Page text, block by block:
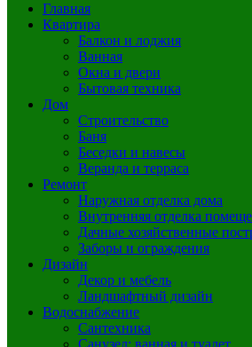
Главная
Квартира
Балкон и лоджия
Ванная
Окна и двери
Бытовая техника
Дом
Строительство
Баня
Беседки и навесы
Веранда и терраса
Ремонт
Наружная отделка дома
Внутренняя отделка
Дачные хозяйственные
Заборы и ограждения
Дизайн
Декор и мебель
Ландшафтный дизайн
Водоснабжение
Сантехника
Санузел: ванная и туалет